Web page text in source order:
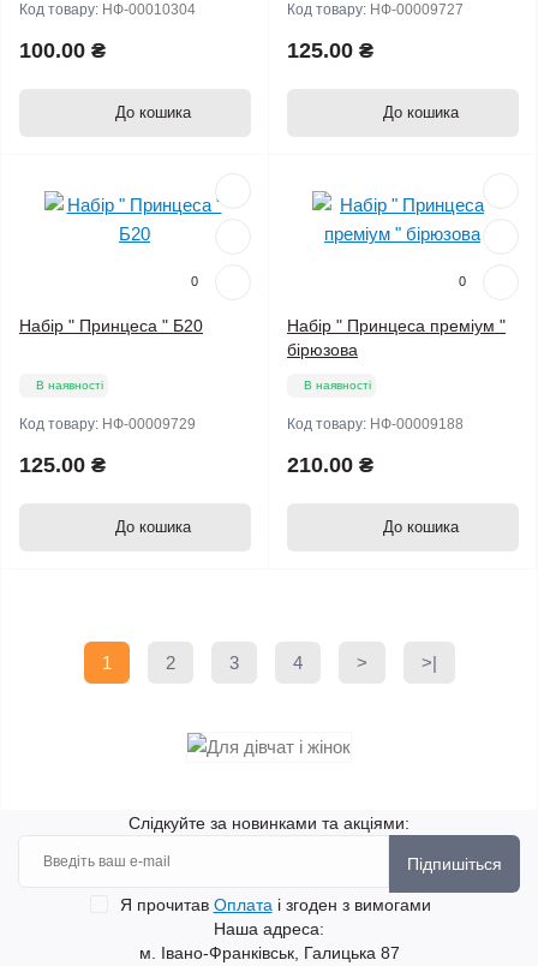
Код товару: НФ-00010304
100.00 ₴
До кошика
Код товару: НФ-00009727
125.00 ₴
До кошика
0
Набір " Принцеса " Б20
В наявності
Код товару: НФ-00009729
125.00 ₴
До кошика
0
Набір " Принцеса преміум "
бірюзова
В наявності
Код товару: НФ-00009188
210.00 ₴
До кошика
1 2 3 4 > >|
Слідкуйте за новинками та акціями:
Підпишіться
Я прочитав Оплата і згоден з вимогами
Наша адреса:
м. Івано-Франківськ, Галицька 87